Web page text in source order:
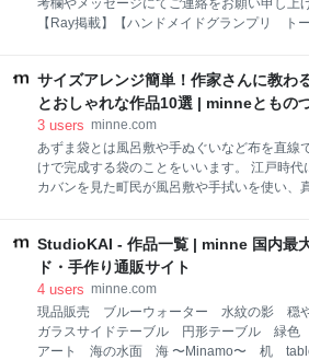
記載してください。 表記がない場合は、納期
です。 オプションから色変更をお
考欄やメッセージにてご連絡をお願い申し上
【Ray掲載】【ハンドメイドグランプリ ト
ンドチョコレートのヴァローナチョコレート
チョコレートとは一味違う濃厚で芳醇な味わ
です。 一つ一つ時間を掛けて丁寧に職人の手
形に成形しております。 見た目もかわいくオ
おいしい自慢の一品、贈答用にもオススメで
ご賞味下さい。 【お味】 ･ミルクチョコレー
コール分は飛ばしてありますが、健康上の不
方、お車の運転を控えておられる方、お子様
になる場合は充分なご注意をお願い致します
味との
サイズアレンジ簡単！作家さんに教わ
とおしゃれな作品10選 | minneともの
3 users minne.com
あずま袋とは風呂敷や手ぬぐいなど布を直線
けで完成する袋のことをいいます。 江戸時代
カバンを見た町民が風呂敷や手拭いを使い、
おり、東方を指す吾妻（あづま）と表記され
あります。 あずま袋の魅力とは？あずま袋は
風でかわいい形が人気です。また、薄く折り
ため毎日のお買い物や旅行先の突然の荷物に
応できること。布生地であるため、洗いやす
が保たれることも嬉しいポイントです。その
StudioKAI - 作品一覧 | minne 国内最
ド・手作り通販サイト
4 users minne.com
現品販売 ブルーウォーター 水紋の影 穏
ガラスサイドテーブル 円形テーブル 緑色
アート 海の水面 海 〜Minamo〜 机